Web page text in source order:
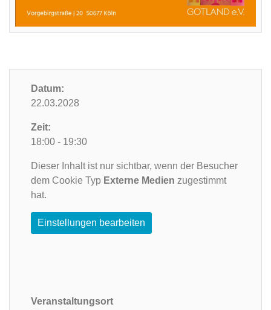
Datum:
22.03.2028
Zeit:
18:00 - 19:30
Dieser Inhalt ist nur sichtbar, wenn der Besucher
dem Cookie Typ Externe Medien zugestimmt
hat.
Einstellungen bearbeiten
Veranstaltungsort